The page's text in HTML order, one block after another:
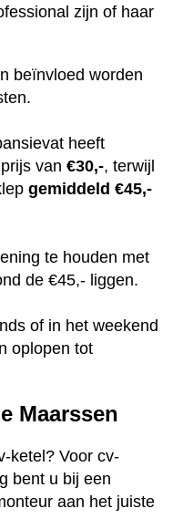
zijn of haar
beïnvloed worden
heeft
van €30,-, terwijl
gemiddeld €45,-
te houden met
de €45,- liggen.
of in het weekend
oplopen tot
Maarssen
ketel? Voor cv-
bent u bij een
aan het juiste